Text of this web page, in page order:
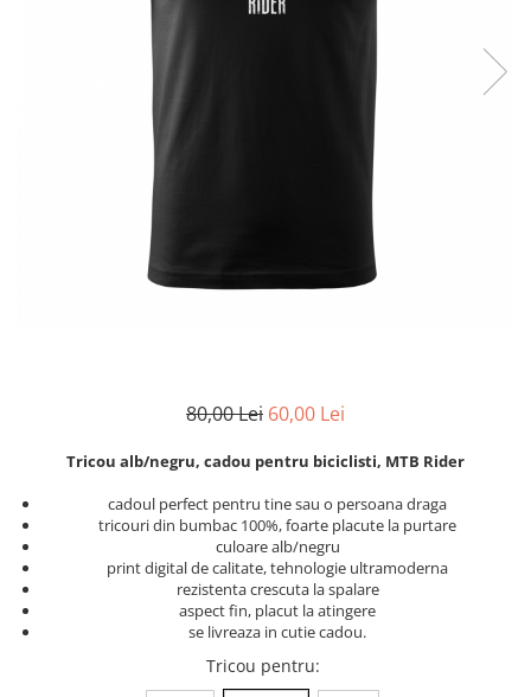
Tricou personalizat cu imaginea
Tricouri gameri
Tricouri music is life
Tricouri sporturi de iarna
Tricouri snowboard
Tablouri PVC copii
80,00 Lei 60,00 Lei
Tricou alb/negru, cadou pentru biciclisti, MTB Rider
cadoul perfect pentru tine sau o persoana draga
tricouri din bumbac 100%, foarte placute la purtare
culoare alb/negru
print digital de calitate, tehnologie ultramoderna
rezistenta crescuta la spalare
aspect fin, placut la atingere
se livreaza in cutie cadou.
Tricou pentru: